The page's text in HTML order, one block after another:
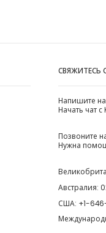
СВЯЖИТЕСЬ
Напишите
Начать чат
Позвоните
Нужна
Австралия:
США: +1-